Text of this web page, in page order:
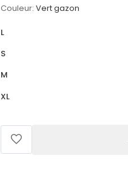
Couleur: Vert gazon
L
S
M
XL